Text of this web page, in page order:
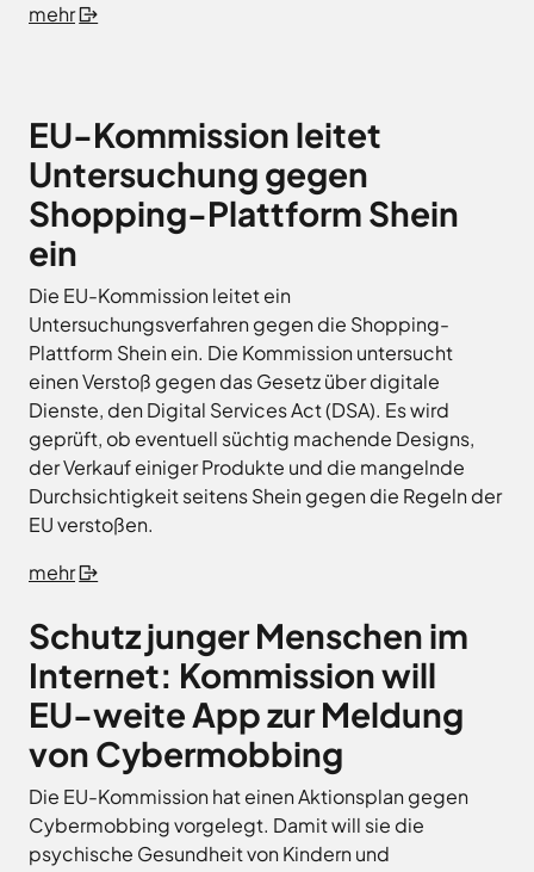
mehr
EU-Kommission leitet
Untersuchung gegen
Shopping-Plattform Shein
ein
Die EU-Kommission leitet ein
Untersuchungsverfahren gegen die Shopping-
Plattform Shein ein. Die Kommission untersucht
einen Verstoß gegen das Gesetz über digitale
Dienste, den Digital Services Act (DSA). Es wird
geprüft, ob eventuell süchtig machende Designs,
der Verkauf einiger Produkte und die mangelnde
Durchsichtigkeit seitens Shein gegen die Regeln der
EU verstoßen.
mehr
Schutz junger Menschen im
Internet: Kommission will
EU-weite App zur Meldung
von Cybermobbing
Die EU-Kommission hat einen Aktionsplan gegen
Cybermobbing vorgelegt. Damit will sie die
psychische Gesundheit von Kindern und